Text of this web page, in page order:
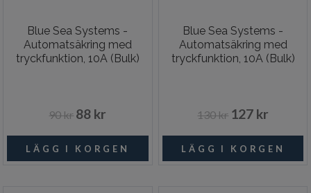
Blue Sea Systems -
Automatsäkring med
tryckfunktion, 10A (Bulk)
90 kr 88 kr
Blue Sea Systems -
Automatsäkring med
tryckfunktion, 10A (Bulk)
130 kr 127 kr